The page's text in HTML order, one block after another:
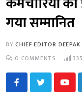
गया सम्मानित
BYCHIEF EDITOR
0 COMMENTS 335